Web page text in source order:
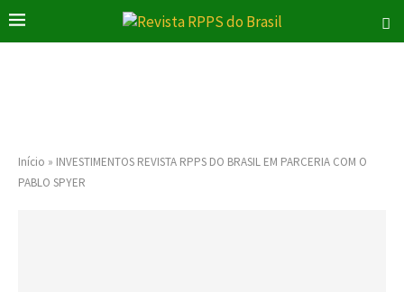
Início » INVESTIMENTOS REVISTA RPPS DO BRASIL EM PARCERIA COM O
PABLO SPYER